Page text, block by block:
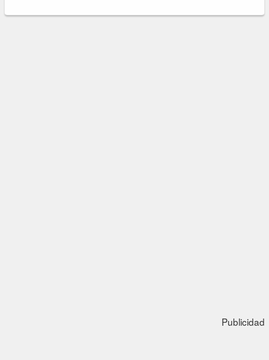
Publicidad